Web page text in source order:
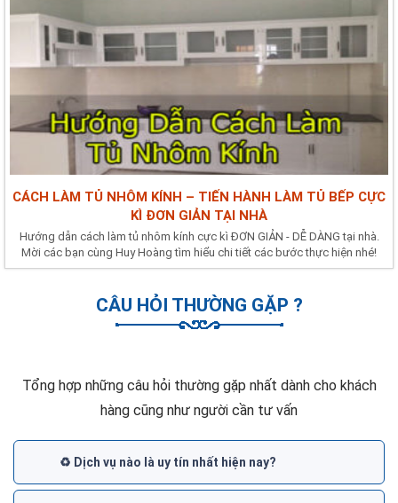
CÁCH LÀM TỦ NHÔM KÍNH – TIẾN HÀNH LÀM TỦ BẾP CỰC
KÌ ĐƠN GIẢN TẠI NHÀ
Hướng dẫn cách làm tủ nhôm kính cực kì ĐƠN GIẢN - DỄ DÀNG tại nhà.
Mời các bạn cùng Huy Hoàng tìm hiểu chi tiết các bước thực hiện nhé!
CÂU HỎI THƯỜNG GẶP ?
Tổng hợp những câu hỏi thường gặp nhất dành cho khách
hàng cũng như người cần tư vấn
♻️ Dịch vụ nào là uy tín nhất hiện nay?